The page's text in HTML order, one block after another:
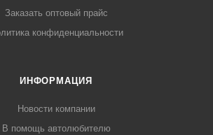
Заказать оптовый прайс
конфиденциальности
ИНФОРМАЦИЯ
Новости компании
В помощь автолюбителю